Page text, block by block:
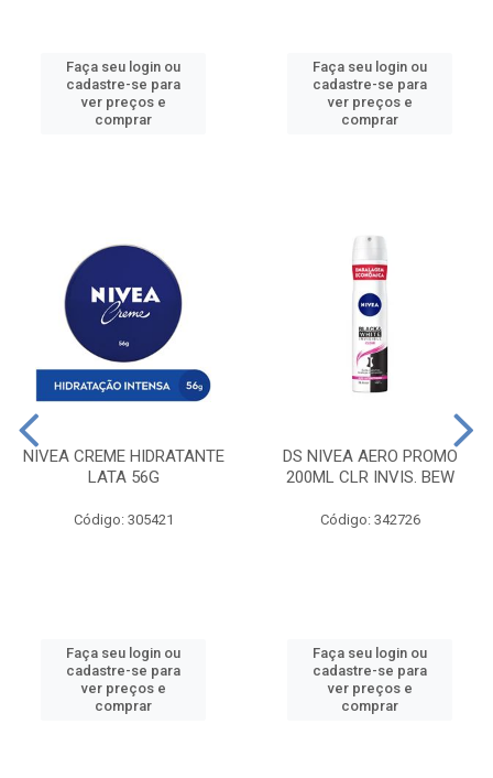
Faça seu login ou
cadastre-se para
ver preços e
comprar
Faça seu login ou
cadastre-se para
ver preços e
comprar
NIVEA CREME HIDRATANTE
LATA 56G
Código: 305421
Faça seu login ou
cadastre-se para
ver preços e
comprar
DS NIVEA AERO PROMO
200ML CLR INVIS. BEW
Código: 342726
Faça seu login ou
cadastre-se para
ver preços e
comprar